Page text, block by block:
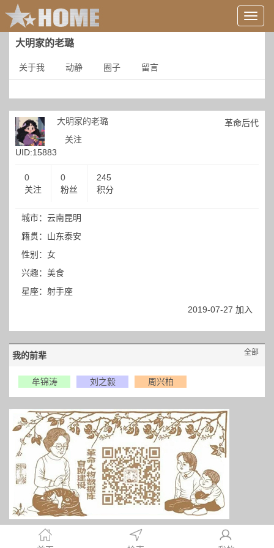
用
户
录
大明家的老璐
关于我 动静 圈子 留言
UID:15883
大明家的老璐
关注
革命后代
0
关注
0
粉丝
245
积分
城市：云南昆明
籍贯：山东泰安
性别：女
兴趣：美食
星座：射手座
2019-07-27 加入
我的前辈 全部
牟锦涛 刘之毅 周兴柏